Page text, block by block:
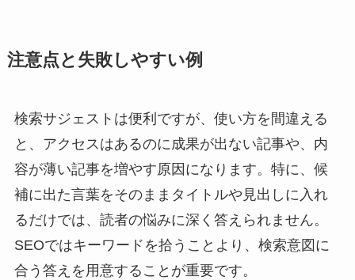
注意点と失敗しやすい例
検索サジェストは便利ですが、使い方を間違える
と、アクセスはあるのに成果が出ない記事や、内
容が薄い記事を増やす原因になります。特に、候
補に出た言葉をそのままタイトルや見出しに入れ
るだけでは、読者の悩みに深く答えられません。
SEOではキーワードを拾うことより、検索意図に
合う答えを用意することが重要です。